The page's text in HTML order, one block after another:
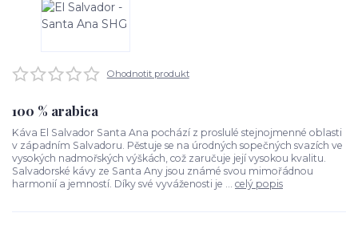
Ohodnotit produkt
100 % arabica
Káva El Salvador Santa Ana pochází z proslulé stejnojmenné oblasti
v západním Salvadoru. Pěstuje se na úrodných sopečných svazích ve
vysokých nadmořských výškách, což zaručuje její vysokou kvalitu.
Salvadorské kávy ze Santa Any jsou známé svou mimořádnou
harmonií a jemností. Díky své vyváženosti je ... celý popis